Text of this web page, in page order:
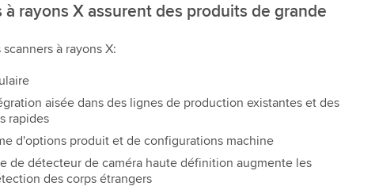
à rayons X assurent des produits de grande
à rayons X:
aisée dans des lignes de production existantes et des
rapides
d'options produit et de configurations machine
de détecteur de caméra haute définition augmente les
des corps étrangers